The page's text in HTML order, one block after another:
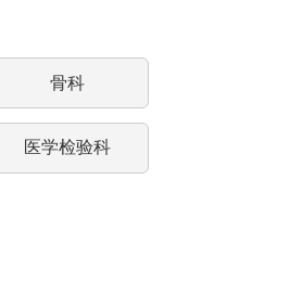
骨科
医学检验科